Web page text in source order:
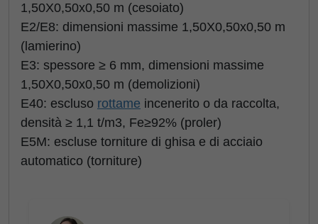
1,50X0,50x0,50 m (cesoiato)
E2/E8: dimensioni massime 1,50X0,50x0,50 m
(lamierino)
E3: spessore ≥ 6 mm, dimensioni massime
1,50X0,50x0,50 m (demolizioni)
E40: escluso rottame incenerito o da raccolta,
densità ≥ 1,1 t/m3, Fe≥92% (proler)
E5M: escluse torniture di ghisa e di acciaio
automatico (torniture)